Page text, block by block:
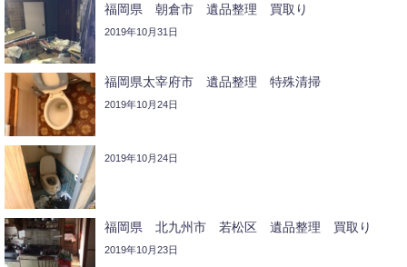
福岡県 朝倉市 遺品整理 買取り
2019年10月31日
福岡県太宰府市 遺品整理 特殊清掃
2019年10月24日
2019年10月24日
福岡県 北九州市 若松区 遺品整理 買取り
2019年10月23日